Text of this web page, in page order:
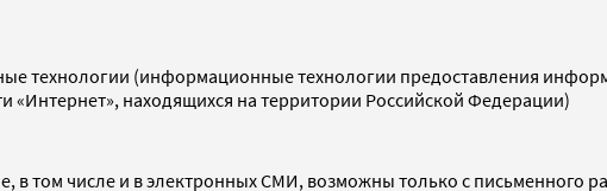
технологии (информационные технологии предоставления
«Интернет», находящихся на территории Российской Федерации)
в том числе и в электронных СМИ, возможны только с письменного